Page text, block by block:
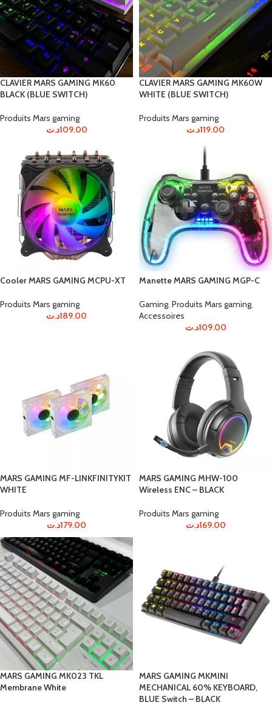
CLAVIER MARS GAMING MK60
BLACK (BLUE SWITCH)
Produits Mars gaming
109.00د.ت
CLAVIER MARS GAMING MK60W
WHITE (BLUE SWITCH)
Produits Mars gaming
119.00د.ت
Cooler MARS GAMING MCPU-XT
Produits Mars gaming
189.00د.ت
Manette MARS GAMING MGP-C
Gaming, Produits Mars gaming,
Accessoires
109.00د.ت
MARS GAMING MF-LINKFINITYKIT
WHITE
Produits Mars gaming
179.00د.ت
MARS GAMING MHW-100
Wireless ENC – BLACK
Produits Mars gaming
169.00د.ت
MARS GAMING MK023 TKL
Membrane White
MARS GAMING MKMINI
MECHANICAL 60% KEYBOARD,
BLUE Switch – BLACK